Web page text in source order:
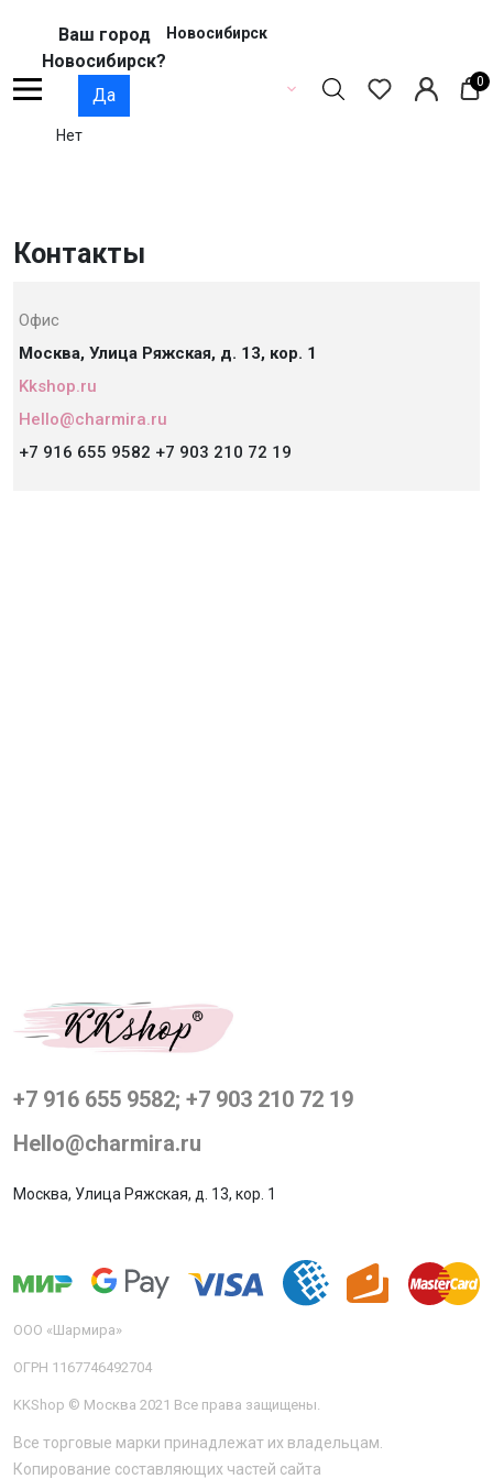
Ваш город
Новосибирск?
Да
Нет
Новосибирск
0
Контакты
Офис
Москва, Улица Ряжская, д. 13, кор. 1
Kkshop.ru
Hello@charmira.ru
+7 916 655 9582 +7 903 210 72 19
+7 916 655 9582; +7 903 210 72 19
Hello@charmira.ru
Москва, Улица Ряжская, д. 13, кор. 1
ООО «Шармира»
ОГРН 1167746492704
KKShop © Москва 2021 Все права защищены.
Все торговые марки принадлежат их владельцам.
Копирование составляющих частей сайта